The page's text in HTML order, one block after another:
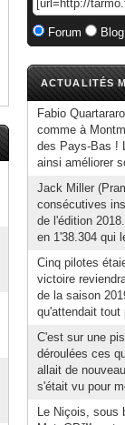
Forum
ACTUALITÉS
Fabio
comme à
des Pays-Bas !
ainsi améliorer
Jack Miller
consécutives
de l'édition
en 1'38.304 qui
Cinq pilotes
victoire
de la saison
qu'attendait tout
C'est sur une
déroulées ces
allait de
s'était vu pour
Le Niçois, sous